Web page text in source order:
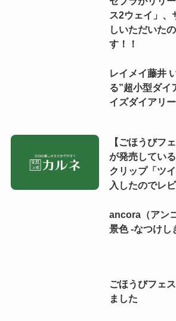
ス2ウェイ」、
しいただいた
す！！
レイメイ藤井
る”超小型ダイ
イズダイアリー
【ごほうびフ
が発売してい
クリップ「ツ
入したのでレ
ancora（アン
景色 -なつけし
ごほうびフェ
ました